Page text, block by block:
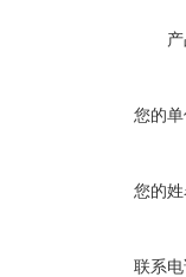
您的
您的
联系